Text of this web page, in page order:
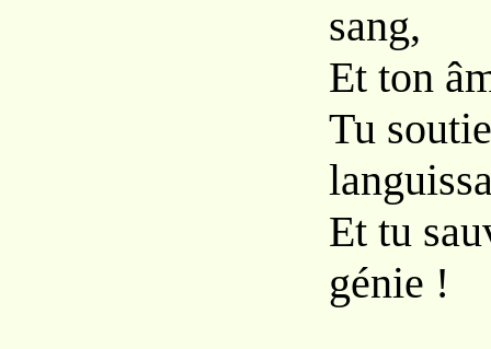
sang,
Et ton
Tu
Et tu
génie !